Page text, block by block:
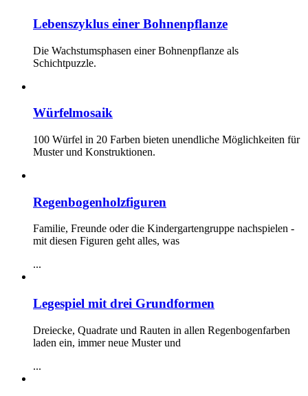
Lebenszyklus einer Bohnenpflanze
Die Wachstumsphasen einer Bohnenpflanze als
Schichtpuzzle.
Würfelmosaik
100 Würfel in 20 Farben bieten unendliche Möglichkeiten für
Muster und Konstruktionen.
Regenbogenholzfiguren
Familie, Freunde oder die Kindergartengruppe nachspielen -
mit diesen Figuren geht alles, was
...
Legespiel mit drei Grundformen
Dreiecke, Quadrate und Rauten in allen Regenbogenfarben
laden ein, immer neue Muster und
...